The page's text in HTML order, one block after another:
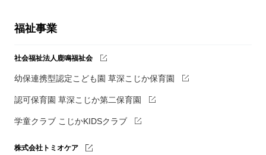
福祉事業
社会福祉法人鹿鳴福祉会
幼保連携型認定こども園 草深こじか保育園
認可保育園 草深こじか第二保育園
学童クラブ こじかKIDSクラブ
株式会社トミオケア